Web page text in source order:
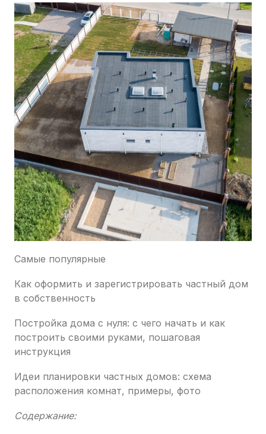
Самые популярные
Как оформить и зарегистрировать частный дом
в собственность
Постройка дома с нуля: с чего начать и как
построить своими руками, пошаговая
инструкция
Идеи планировки частных домов: схема
расположения комнат, примеры, фото
Содержание: